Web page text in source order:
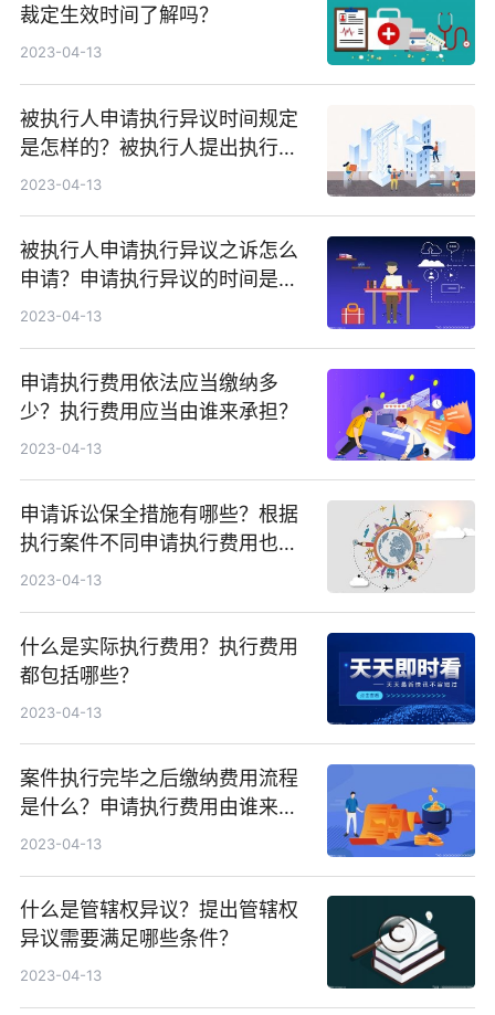
裁定生效时间了解吗？
2023-04-13
被执行人申请执行异议时间规定
是怎样的？被执行人提出执行异
议受理条件是什么？
2023-04-13
被执行人申请执行异议之诉怎么
申请？申请执行异议的时间是多
久？
2023-04-13
申请执行费用依法应当缴纳多
少？执行费用应当由谁来承担？
2023-04-13
申请诉讼保全措施有哪些？根据
执行案件不同申请执行费用也不
同吗？
2023-04-13
什么是实际执行费用？执行费用
都包括哪些？
2023-04-13
案件执行完毕之后缴纳费用流程
是什么？申请执行费用由谁来承
担？
2023-04-13
什么是管辖权异议？提出管辖权
异议需要满足哪些条件？
2023-04-13